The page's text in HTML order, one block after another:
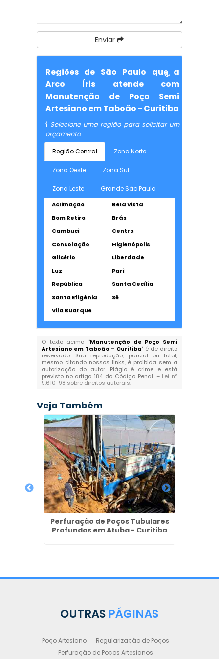
Enviar
Regiões de São Paulo que a
Arco Íris atende com
Manutenção de Poço Semi
Artesiano em Taboão - Curitiba
Selecione uma região para solicitar um
orçamento
Região Central Zona Norte
Zona Oeste Zona Sul
Zona Leste Grande São Paulo
Aclimação
Bela Vista
Bom Retiro
Brás
Cambuci
Centro
Consolação
Higienópolis
Glicério
Liberdade
Luz
Pari
República
Santa Cecília
Santa Efigênia
Sé
Vila Buarque
O texto acima "Manutenção de Poço Semi
Artesiano em Taboão - Curitiba" é de direito
reservado. Sua reprodução, parcial ou total,
mesmo citando nossos links, é proibida sem a
autorização do autor. Plágio é crime e está
previsto no artigo 184 do Código Penal. – Lei n°
9.610-98 sobre direitos autorais.
Veja Também
Perfuração de Poços Tubulares
Profundos em Atuba - Curitiba
OUTRAS PÁGINAS
Poço Artesiano
Regularização de Poços
Perfuração de Poços Artesianos